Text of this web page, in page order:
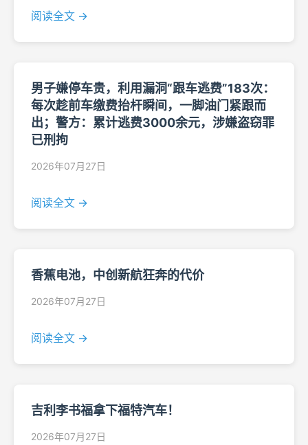
阅读全文 →
男子嫌停车贵，利用漏洞“跟车逃费”183次：
每次趁前车缴费抬杆瞬间，一脚油门紧跟而
出；警方：累计逃费3000余元，涉嫌盗窃罪
已刑拘
2026年07月27日
阅读全文 →
香蕉电池，中创新航狂奔的代价
2026年07月27日
阅读全文 →
吉利李书福拿下福特汽车！
2026年07月27日